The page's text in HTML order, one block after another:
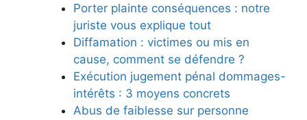
Porter plainte conséquences : notre
juriste vous explique tout
Diffamation : victimes ou mis en
cause, comment se défendre ?
Exécution jugement pénal dommages-
intérêts : 3 moyens concrets
Abus de faiblesse sur personne